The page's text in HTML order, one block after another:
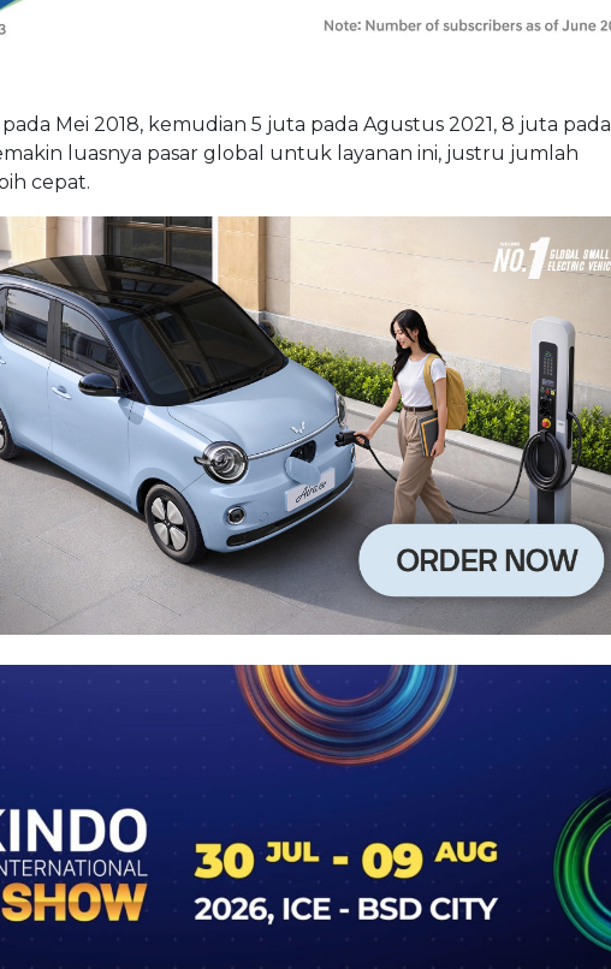
Mei 2018, kemudian 5 juta pada Agustus 2021, 8 juta pada
luasnya pasar global untuk layanan ini, justru jumlah
cepat.